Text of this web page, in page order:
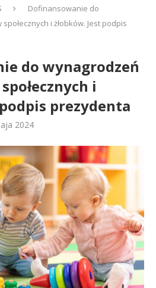
Dofinansowanie do
i żłobków. Jest podpis
do wynagrodzeń
i
prezydenta
2024